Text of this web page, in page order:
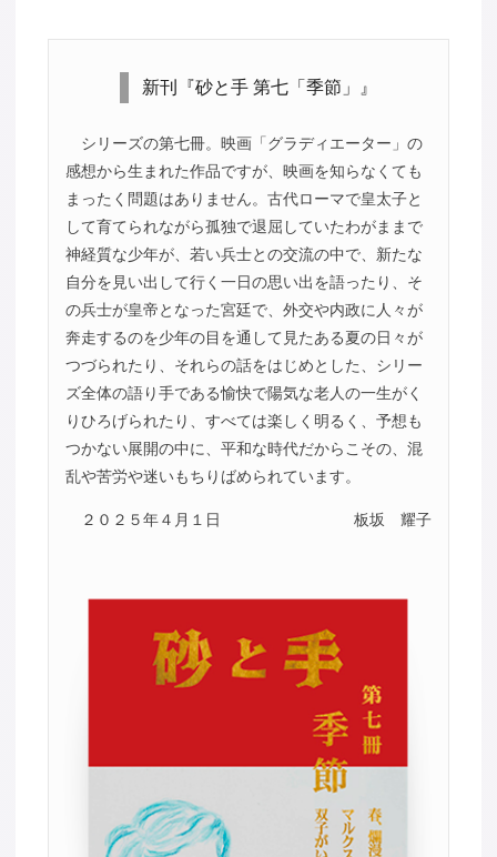
新刊『砂と手 第七「季節」』
シリーズの第七冊。映画「グラディエーター」の
感想から生まれた作品ですが、映画を知らなくても
まったく問題はありません。古代ローマで皇太子と
して育てられながら孤独で退屈していたわがままで
神経質な少年が、若い兵士との交流の中で、新たな
自分を見い出して行く一日の思い出を語ったり、そ
の兵士が皇帝となった宮廷で、外交や内政に人々が
奔走するのを少年の目を通して見たある夏の日々が
つづられたり、それらの話をはじめとした、シリー
ズ全体の語り手である愉快で陽気な老人の一生がく
りひろげられたり、すべては楽しく明るく、予想も
つかない展開の中に、平和な時代だからこその、混
乱や苦労や迷いもちりばめられています。
２０２５年４月１日 板坂 耀子